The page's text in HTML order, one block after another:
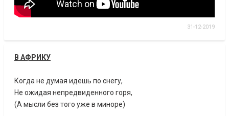
31-12-2019
В АФРИКУ
Когда не думая идешь по снегу,
Не ожидая непредвиденного горя,
(А мысли без того уже в миноре)